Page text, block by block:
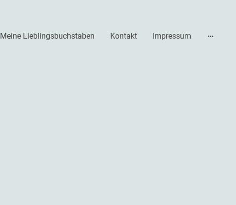
Meine Lieblingsbuchstaben Kontakt Impressum